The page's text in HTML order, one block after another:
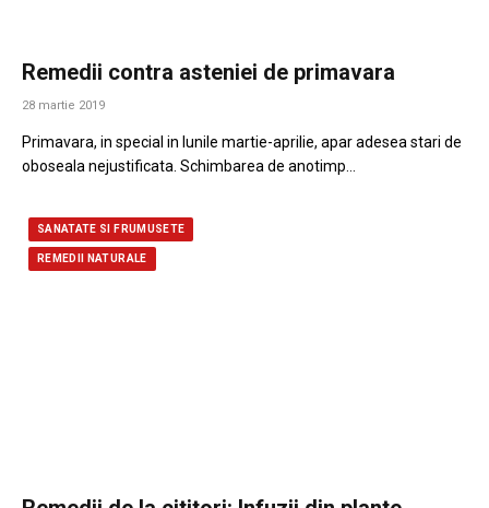
Remedii contra asteniei de primavara
28 martie 2019
Primavara, in special in lunile martie-aprilie, apar adesea stari de
oboseala nejustificata. Schimbarea de anotimp…
SANATATE SI FRUMUSETE
REMEDII NATURALE